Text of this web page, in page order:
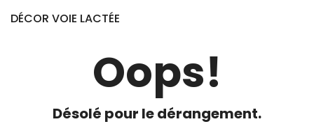
DÉCOR VOIE LACTÉE
Oops!
Désolé pour le dérangement.